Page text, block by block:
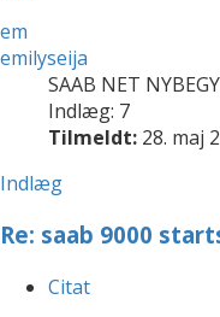
em
emilyseija
SAAB NET
Indlæg: 7
Tilmeldt: 28. maj
Indlæg
Re: saab 9000
Citat